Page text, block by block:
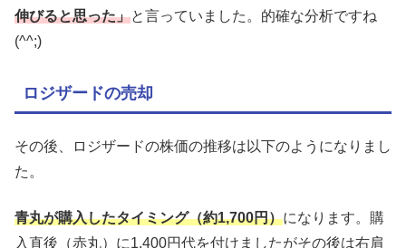
伸びると思った」と言っていました。的確な分析ですね
(^^;)
ロジザードの売却
その後、ロジザードの株価の推移は以下のようになりまし
た。
青丸が購入したタイミング（約1,700円）になります。購
入直後（赤丸）に1,400円代を付けましたがその後は右肩